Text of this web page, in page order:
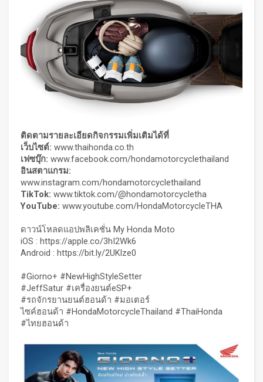
ติดตามรายละเอียดกิจกรรมเพิ่มเติมได้ที่
เว็บไซต์: www.thaihonda.co.th
เฟซบุ๊ก: www.facebook.com/hondamotorcyclethailand
อินสตาแกรม:
www.instagram.com/hondamotorcyclethailand
TikTok: www.tiktok.com/@hondamotorcycletha
YouTube: www.youtube.com/HondaMotorcycleTHA
ดาวน์โหลดแอปพลิเคชั่น My Honda Moto
iOS : https://apple.co/3hI2Wk6
Android : https://bit.ly/2UKlze0
#Giorno+ #NewHighStyleSetter
#JeffSatur #เครื่องยนต์eSP+
#รถจักรยานยนต์ฮอนด้า #มอเตอร์
ไซค์ฮอนด้า #HondaMotorcycleThailand #ThaiHonda
#ไทยฮอนด้า